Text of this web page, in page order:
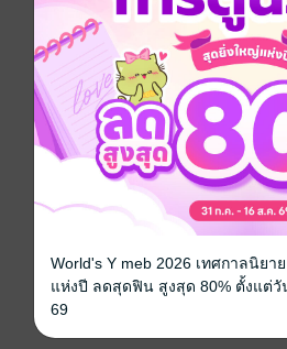
รอดในยุคโบราณนี้ อยู่แบบคนไม่เ
เขาเกิดไปตกหลุมรักญาติผู้น้องขอ
นางมิได้มีใจให้เขา แผนการชกชิงหั
ต้นขึ้น และดูเหมือนว่าโชคชะตา
เอาไว้ยังไม่ทันได้เริ่มกลับต้องพังลง
ซ่อนใครบางคนเอาไว้ ใครคนที่เข
จีนโบราณ ทะลุมิติ ความรัก
ประเภทไฟล์
วันที่วางขาย
World's Y meb 2026 เทศกาลนิย
แห่งปี ลดสุดฟิน สูงสุด 80% ตั้งแต่วั
69